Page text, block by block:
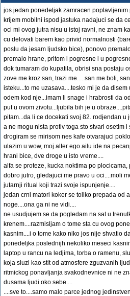
jos jedan ponedeljak zamracen poplavljenim
krijem mobilni ispod jastuka nadajuci se da
oci mi ovog jutra nisu u istoj ravni, ne znam
cu delovati barem kao privid normalnosti
poslu da jesam ljudsko bice), ponovo
premalo hrane, pritom i pogresne i u
dok tumaram do kupatila, obrisi sna postaju
zove me kroz san, trazi me.....san me boli,
isteku...to me uzasava....tesko mi je da
odem kod nje...imam li snage i hrabrosti da
put u ovom zivotu...ljubila bih je u
pitam...da li ce docekati svoj 82. rodjendan u
a ne mogu nista protiv toga sto stvari osetim i
drogiram se mirisom nes kafe otvarajuci
ulazim u wow, moj alter ego ailu ide na
hrani bice, dve droge u isto vreme....
alfa se proteze, kucka noktima po
dobro jutro, gledajuci me pravo u oci....moli
jutarnji ritual koji trazi svoje ispunjenje....
jedan crni matori koker se toliko prepada od
noge....ona ga ni ne vidi....
ne usudjujem se da pogledam na sat u
krenem....razmisljam o tome sta cu ovog
kasnim....i o tome kako niko jos nije shvatio
ponedeljka poslednijh nekoliko meseci
laptop u rancu na ledjima, torba o ramenu,
koja sluzi kao stit od atmosfere zguzvanih
ritmickog ponavljanja svakodnevnice ni ne
dusama ljudi oko sebe....
....sve to....samo malo parce jednog